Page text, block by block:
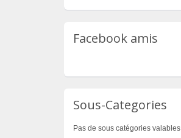
Facebook amis
Sous-Categories
Pas de sous catégories valables